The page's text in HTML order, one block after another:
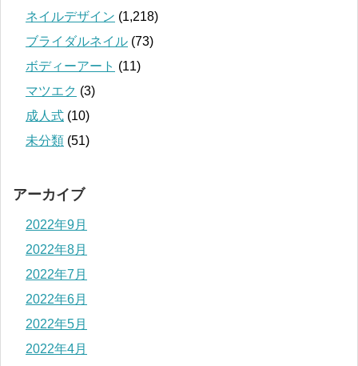
ネイルデザイン (1,218)
ブライダルネイル (73)
ボディーアート (11)
マツエク (3)
成人式 (10)
未分類 (51)
アーカイブ
2022年9月
2022年8月
2022年7月
2022年6月
2022年5月
2022年4月